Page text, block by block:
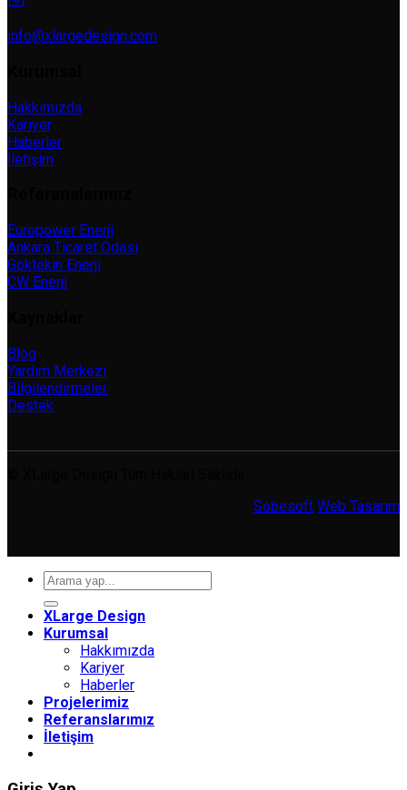
info@xlargedesign.com
Hakkımızda
Kariyer
Haberler
İletişim
Europower Enerji
Ankara Ticaret Odası
Göktekin Enerji
CW Enerji
Blog
Yardım Merkezi
Bilgilendirmeler
Destek
Sobesoft Web Tasarım
Ara:
XLarge Design
Kurumsal
Hakkımızda
Kariyer
Haberler
Projelerimiz
Referanslarımız
İletişim